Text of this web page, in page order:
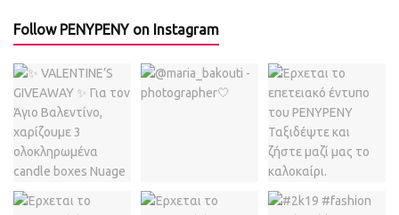
Follow PENYPENY on Instagram